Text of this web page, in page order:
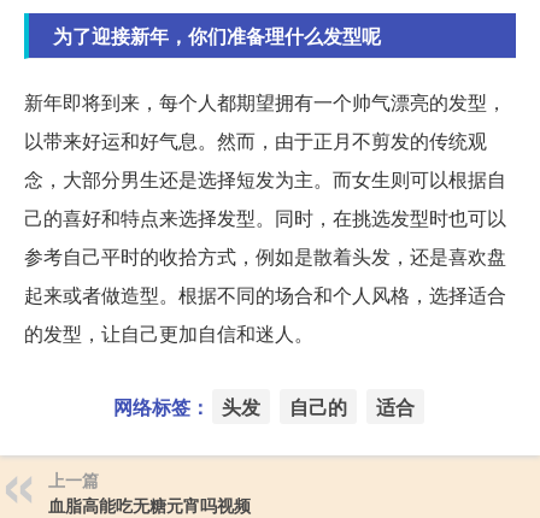
为了迎接新年，你们准备理什么发型呢
新年即将到来，每个人都期望拥有一个帅气漂亮的发型，
以带来好运和好气息。然而，由于正月不剪发的传统观
念，大部分男生还是选择短发为主。而女生则可以根据自
己的喜好和特点来选择发型。同时，在挑选发型时也可以
参考自己平时的收拾方式，例如是散着头发，还是喜欢盘
起来或者做造型。根据不同的场合和个人风格，选择适合
的发型，让自己更加自信和迷人。
网络标签： 头发 自己的 适合
上一篇
血脂高能吃无糖元宵吗视频